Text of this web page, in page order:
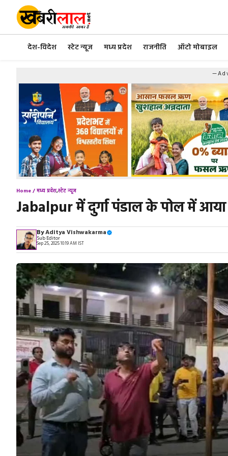
content
देश-विदेश स्टेट न्यूज मध्य प्रदेश राजनीति ऑटो मोबाइल
Home /मध्य प्रदेश,स्टेट न्यूज
Jabalpur में दुर्गा पंडाल के पोल में
ByAditya Vishwakarma
Sub Editor
Sep 25, 2025 10:19 AM IST